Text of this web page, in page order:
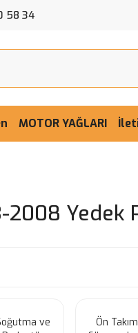
58 34
MOTOR YAĞLARI
Yedek
ve
Ön Takım